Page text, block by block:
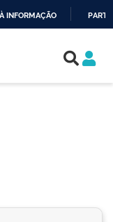
INFORMAÇÃO